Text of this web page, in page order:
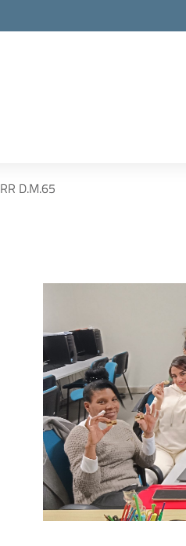
D.M.65